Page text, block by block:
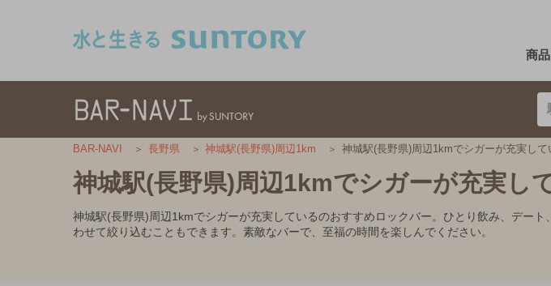
商品
BAR-NAVI 長野県 神城駅(長野県)周辺1km 神城駅(長野県)周辺1kmでシガーが充実して
神城駅(長野県)周辺1kmでシガーが充実し
神城駅(長野県)周辺1kmでシガーが充実しているのおすすめロックバー。ひとり飲み、デー
わせて絞り込むこともできます。素敵なバーで、至福の時間を楽しんでください。